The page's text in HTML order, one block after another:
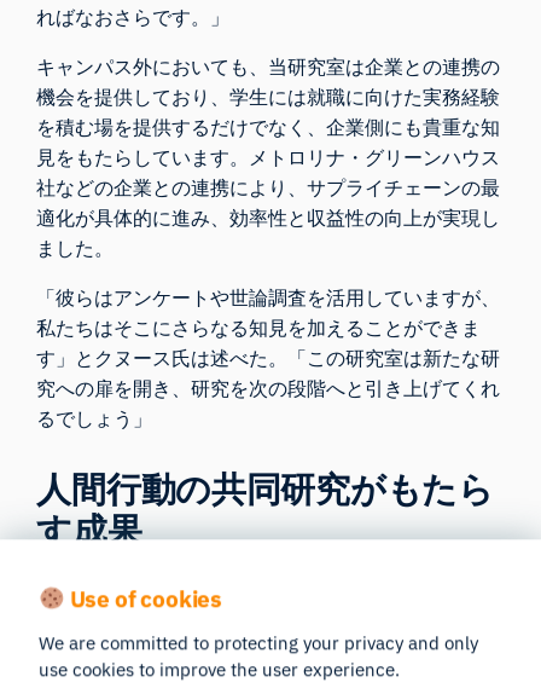
ればなおさらです。」
キャンパス外においても、当研究室は企業との連携の
機会を提供しており、学生には就職に向けた実務経験
を積む場を提供するだけでなく、企業側にも貴重な知
見をもたらしています。メトロリナ・グリーンハウス
社などの企業との連携により、サプライチェーンの最
適化が具体的に進み、効率性と収益性の向上が実現し
ました。
「彼らはアンケートや世論調査を活用していますが、
私たちはそこにさらなる知見を加えることができま
す」とクヌース氏は述べた。「この研究室は新たな研
究への扉を開き、研究を次の段階へと引き上げてくれ
るでしょう」
人間行動の共同研究がもたら
す成果
認知行動学研究室の成功がもたらす波及効果は計り知
れない。様々な分野において、より質の高い学術誌に
研究成果を発表し、より多くの研究助成金を獲得でき
る可能性が開かれたことで、同研究室は科学の発展に
Use of cookies
We are committed to protecting your privacy and only
use cookies to improve the user experience.